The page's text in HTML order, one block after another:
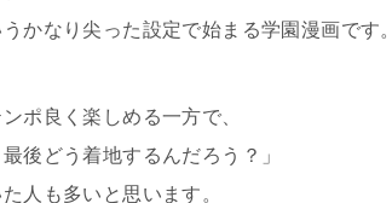
かなり尖った設定で始まる学園漫画です。
ポ良く楽しめる一方で、
最後どう着地するんだろう？」
人も多いと思います。